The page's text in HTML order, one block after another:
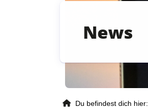
News
Du befindest dich hier: